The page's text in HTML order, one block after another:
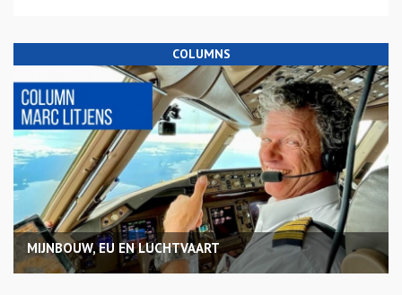
COLUMNS
MIJNBOUW, EU EN LUCHTVAART